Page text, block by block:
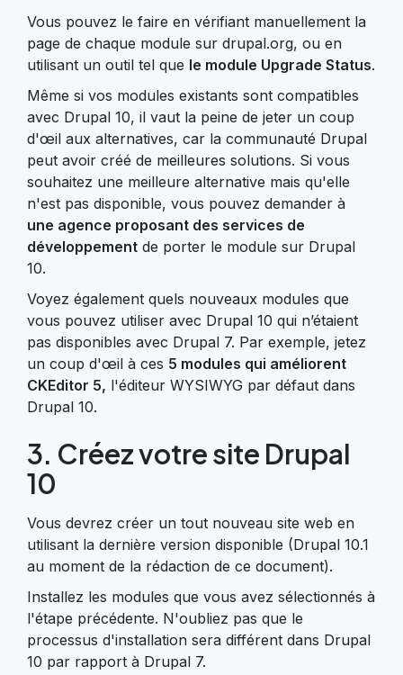
Vous pouvez le faire en vérifiant manuellement la
page de chaque module sur drupal.org, ou en
utilisant un outil tel que le module Upgrade Status.
Même si vos modules existants sont compatibles
avec Drupal 10, il vaut la peine de jeter un coup
d'œil aux alternatives, car la communauté Drupal
peut avoir créé de meilleures solutions. Si vous
souhaitez une meilleure alternative mais qu'elle
n'est pas disponible, vous pouvez demander à
une agence proposant des services de
développement de porter le module sur Drupal
10.
Voyez également quels nouveaux modules que
vous pouvez utiliser avec Drupal 10 qui n’étaient
pas disponibles avec Drupal 7. Par exemple, jetez
un coup d'œil à ces 5 modules qui améliorent
CKEditor 5, l'éditeur WYSIWYG par défaut dans
Drupal 10.
3. Créez votre site Drupal
10
Vous devrez créer un tout nouveau site web en
utilisant la dernière version disponible (Drupal 10.1
au moment de la rédaction de ce document).
Installez les modules que vous avez sélectionnés à
l'étape précédente. N'oubliez pas que le
processus d'installation sera différent dans Drupal
10 par rapport à Drupal 7.